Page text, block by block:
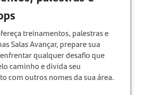
treinamentos, palestras e
Salas Avançar, prepare sua
qualquer desafio que
caminho e divida seu
com outros nomes da sua área.